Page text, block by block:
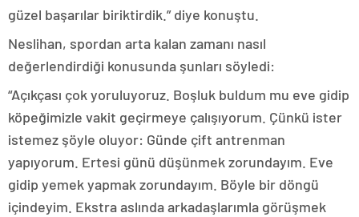
güzel başarılar biriktirdik.” diye konuştu.
Neslihan, spordan arta kalan zamanı nasıl
değerlendirdiği konusunda şunları söyledi:
“Açıkçası çok yoruluyoruz. Boşluk buldum mu eve gidip
köpeğimizle vakit geçirmeye çalışıyorum. Çünkü ister
istemez şöyle oluyor: Günde çift antrenman
yapıyorum. Ertesi günü düşünmek zorundayım. Eve
gidip yemek yapmak zorundayım. Böyle bir döngü
içindeyim. Ekstra aslında arkadaşlarımla görüşmek